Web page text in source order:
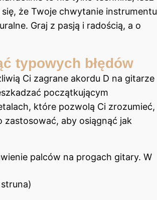
że Twoje chwytanie instrumentu
Graj z pasją i radością, a o
typowych błędów
Ci zagrane akordu D na gitarze
początkującym
które pozwolą Ci zrozumieć,
aby osiągnąć jak
palców na progach gitary. W